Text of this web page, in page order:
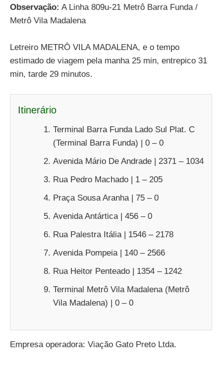
Observação: A Linha 809u-21 Metrô Barra Funda /
Metrô Vila Madalena
Letreiro METRÔ VILA MADALENA, e o tempo
estimado de viagem pela manha 25 min, entrepico 31
min, tarde 29 minutos.
Itinerário
Terminal Barra Funda Lado Sul Plat. C
(Terminal Barra Funda) | 0 – 0
Avenida Mário De Andrade | 2371 – 1034
Rua Pedro Machado | 1 – 205
Praça Sousa Aranha | 75 – 0
Avenida Antártica | 456 – 0
Rua Palestra Itália | 1546 – 2178
Avenida Pompeia | 140 – 2566
Rua Heitor Penteado | 1354 – 1242
Terminal Metrô Vila Madalena (Metrô
Vila Madalena) | 0 – 0
Empresa operadora: Viação Gato Preto Ltda.